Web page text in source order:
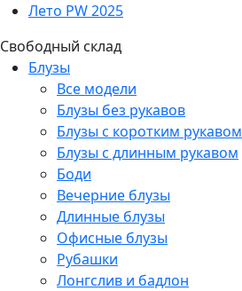
Лето PW 2025
Свободный склад
Блузы
Все модели
Блузы без рукавов
Блузы с коротким рукавом
Блузы с длинным рукавом
Боди
Вечерние блузы
Длинные блузы
Офисные блузы
Рубашки
Лонгслив и бадлон